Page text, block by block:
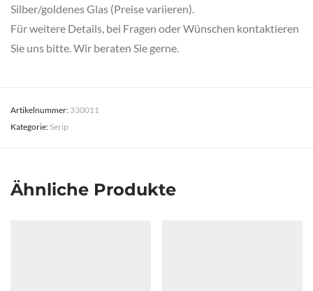
Silber/goldenes Glas (Preise variieren).
Für weitere Details, bei Fragen oder Wünschen kontaktieren
Sie uns bitte. Wir beraten Sie gerne.
Artikelnummer: 330011
Kategorie: Serip
Ähnliche Produkte